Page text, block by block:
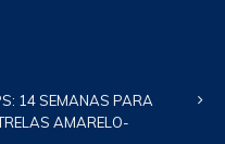
14 SEMANAS PARA
AMARELO-